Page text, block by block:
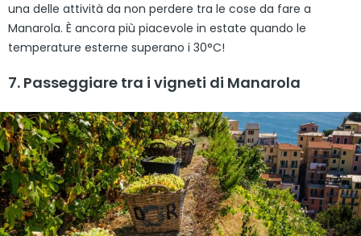
una delle attività da non perdere tra le cose da fare a
Manarola. È ancora più piacevole in estate quando le
temperature esterne superano i 30°C!
7. Passeggiare tra i vigneti di Manarola